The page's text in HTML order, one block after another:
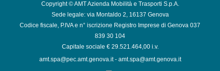
Copyright © AMT Azienda Mobilità e Trasporti S.p.A.
Sede legale: via Montaldo 2, 16137 Genova
Codice fiscale, P.IVA e n° iscrizione Registro Imprese di Genova 037
839 30 104
Capitale sociale € 29.521.464,00 i.v.
amt.spa@pec.amt.genova.it- amt.spa@amt.genova.it